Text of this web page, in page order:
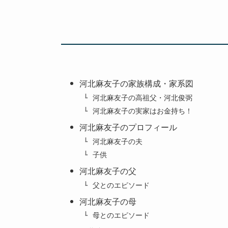
河北麻友子の家族構成・家系図
河北麻友子の高祖父・河北俊弼
河北麻友子の実家はお金持ち！
河北麻友子のプロフィール
河北麻友子の夫
子供
河北麻友子の父
父とのエピソード
河北麻友子の母
母とのエピソード